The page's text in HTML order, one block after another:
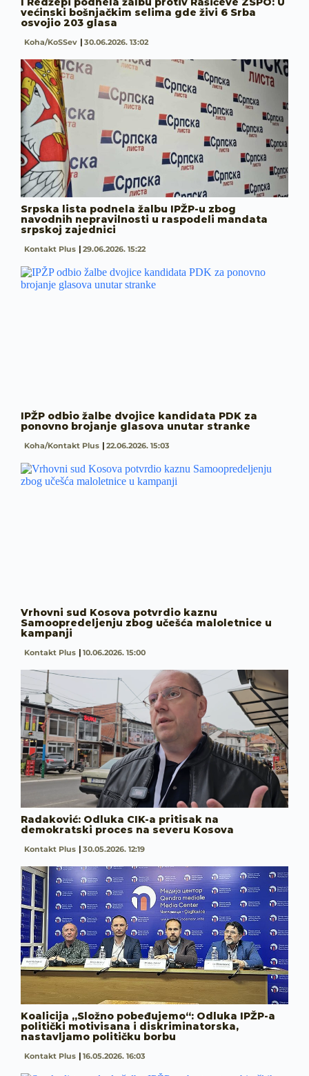
većinski bošnjačkim selima gde živi 6 Srba
osvojio 203 glasa
Koha/KoSSev 30.06.2026. 13:02
Srpska lista podnela žalbu IPŽP-u zbog
navodnih nepravilnosti u raspodeli mandata
srpskoj zajednici
Kontakt Plus 29.06.2026. 15:22
IPŽP odbio žalbe dvojice kandidata PDK za
ponovno brojanje glasova unutar stranke
Koha/Kontakt Plus 22.06.2026. 15:03
Vrhovni sud Kosova potvrdio kaznu
Samoopredeljenju zbog učešća maloletnice u
kampanji
Kontakt Plus 10.06.2026. 15:00
Radaković: Odluka CIK-a pritisak na
demokratski proces na severu Kosova
Kontakt Plus 30.05.2026. 12:19
Koalicija „Složno pobeđujemo“: Odluka IPŽP-a
politički motivisana i diskriminatorska,
nastavljamo političku borbu
Kontakt Plus 16.05.2026. 16:03